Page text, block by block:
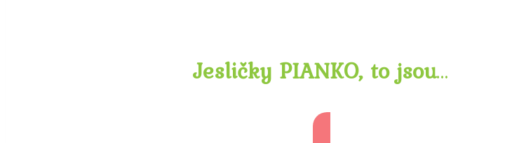
Jesličky PIANKO, to jsou…